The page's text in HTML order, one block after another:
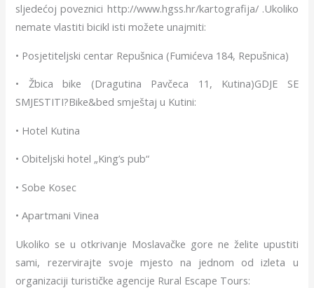
sljedećoj poveznici http://www.hgss.hr/kartografija/ .Ukoliko
nemate vlastiti bicikl isti možete unajmiti:
• Posjetiteljski centar Repušnica (Fumićeva 184, Repušnica)
• Žbica bike (Dragutina Pavčeca 11, Kutina)GDJE SE
SMJESTITI?Bike&bed smještaj u Kutini:
• Hotel Kutina
• Obiteljski hotel „King’s pub“
• Sobe Kosec
• Apartmani Vinea
Ukoliko se u otkrivanje Moslavačke gore ne želite upustiti
sami, rezervirajte svoje mjesto na jednom od izleta u
organizaciji turističke agencije Rural Escape Tours: